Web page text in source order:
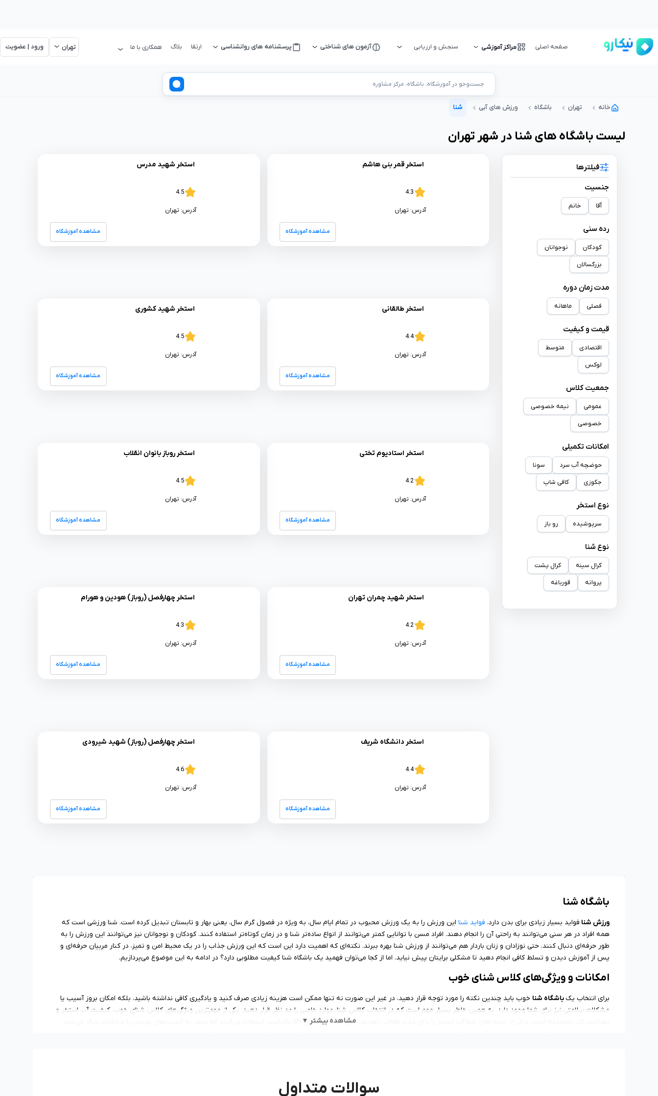
صفحه اصلی مراکز آموزشی سنجش و ارزیابی آزمون های شناختی پرسشنامه های روانشناسی ارتقا بلاگ همکاری با ما تهران ورود | عضویت
جست‌وجو در آموزشگاه، باشگاه، مرکز مشاوره
خانه تهران باشگاه ورزش های آبی شنا
لیست باشگاه های شنا در شهرتهران
فیلترها
جنسیت
آقا خانم
رده سنی
کودکان نوجوانان
بزرگسالان
مدت زمان دوره
فصلی ماهانه
قیمت و کیفیت
اقتصادی متوسط
لوکس
جمعیت کلاس
عمومی نیمه خصوصی
خصوصی
امکانات تکمیلی
حوضچه آب سرد سونا
جکوزی کافی شاپ
نوع استخر
سرپوشیده رو باز
نوع شنا
کرال سینه کرال پشت
پروانه قورباغه
استخر قمر بنی هاشم
4.3
آدرس: تهران
مشاهده آموزشگاه
استخر شهید مدرس
4.5
آدرس: تهران
مشاهده آموزشگاه
استخر طالقانی
4.4
آدرس: تهران
مشاهده آموزشگاه
استخر شهید کشوری
4.5
آدرس: تهران
مشاهده آموزشگاه
استخر استادیوم تختی
4.2
آدرس: تهران
مشاهده آموزشگاه
استخر روباز بانوان انقلاب
4.5
آدرس: تهران
مشاهده آموزشگاه
استخر شهید چمران تهران
4.2
آدرس: تهران
مشاهده آموزشگاه
استخر چهارفصل (روباز) هودین و هورام
4.3
آدرس: تهران
مشاهده آموزشگاه
استخر دانشگاه شریف
4.4
آدرس: تهران
مشاهده آموزشگاه
استخر چهارفصل (روباز) شهید شیرودی
4.6
آدرس: تهران
مشاهده آموزشگاه
مشاهده بیشتر ▼
باشگاه شنا
ورزش شنا فواید بسیار زیادی برای بدن دارد. فواید شنا این ورزش را به یک ورزش محبوب در تمام ایام سال، به ویژه در فصول‌ گرم سال، یعنی بهار و تابستان تبدیل کرده است. شنا ورزشی است که
همه افراد در هر سنی می‌توانند به راحتی آن را انجام دهند. افراد مسن با توانایی کمتر می‌توانند از انواع ساده‌تر شنا و در زمان کوتاه‌تر استفاده کنند. کودکان و نوجوانان نیز می‌توانند این ورزش را به
طور حرفه‌ای دنبال کنند. حتی نوزادان و زنان باردار هم می‌توانند از ورزش شنا بهره ببرند. نکته‌ای که اهمیت دارد این است که این ورزش جذاب را در یک محیط امن و تمیز، در کنار مربیان حرفه‌ای و
پس از آموزش دیدن و تسلط کافی انجام دهید تا مشکلی برایتان پیش نیاید. اما از کجا می‌توان فهمید یک باشگاه شنا کیفیت مطلوبی دارد؟ در ادامه به این موضوع می‌پردازیم.
امکانات و ویژگی‌های کلاس شنای خوب
برای انتخاب یک باشگاه شنا خوب باید چندین نکته را مورد توجه قرار دهید، در غیر این صورت نه تنها ممکن است هزینه زیادی صرف کنید و یادگیری کافی نداشته باشید، بلکه امکان بروز آسیب یا
مشکلات سلامتی نیز برای شما وجود دارد. به همین خاطر بسیار مهم است که در انتخاب کلاس شنا، موارد خاصی را مد نظر قرار دهید. یکی از مهم‌ترین ویژگی‌های کلاس شنای خوب، کیفیت آب استخر و
سوالات متداول